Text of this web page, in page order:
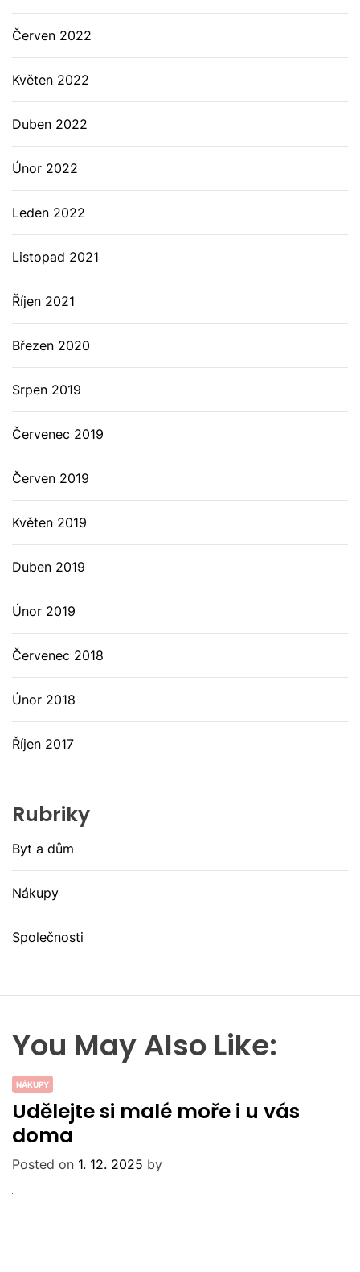
Červen 2022
Květen 2022
Duben 2022
Únor 2022
Leden 2022
Listopad 2021
Říjen 2021
Březen 2020
Srpen 2019
Červenec 2019
Červen 2019
Květen 2019
Duben 2019
Únor 2019
Červenec 2018
Únor 2018
Říjen 2017
Rubriky
Byt a dům
Nákupy
Společnosti
You May Also Like:
NÁKUPY
Udělejte si malé moře i u vás
doma
Posted on 1. 12. 2025 by